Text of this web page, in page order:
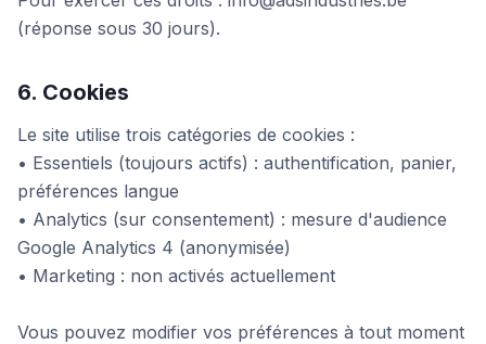
(réponse sous 30 jours).
6. Cookies
Le site utilise trois catégories de cookies :
• Essentiels (toujours actifs) : authentification, panier,
préférences langue
• Analytics (sur consentement) : mesure d'audience
Google Analytics 4 (anonymisée)
• Marketing : non activés actuellement
Vous pouvez modifier vos préférences à tout moment